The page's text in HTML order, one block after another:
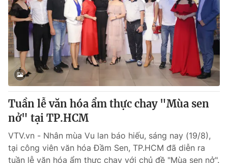
Tuần lễ văn hóa ẩm thực chay "Mùa sen
nở" tại TP.HCM
VTV.vn - Nhân mùa Vu lan báo hiếu, sáng nay (19/8),
tại công viên văn hóa Đầm Sen, TP.HCM đã diễn ra
tuần lễ văn hóa ẩm thực chay với chủ đề "Mùa sen nở".